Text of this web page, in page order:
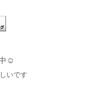
☺
いです